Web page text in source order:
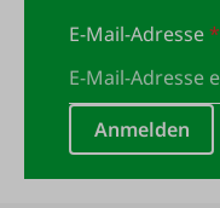
E-Mail-Adresse*
Anmelden